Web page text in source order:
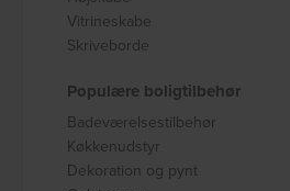
Vitrineskabe
Skriveborde
Populære boligtilbehør
Badeværelsestilbehør
Køkkenudstyr
Dekoration og pynt